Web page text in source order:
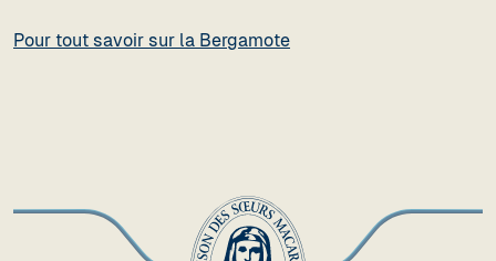
Pour tout savoir sur la Bergamote